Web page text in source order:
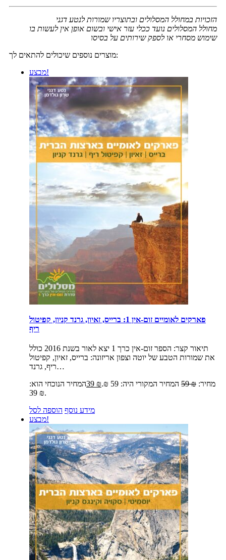
הזכויות במחולל המסלולים ובתוצריו שמורות לנטע דגני
מחולל המסלולים נועד ככלי עזר אישי ובשום אופן אין לעשות בו
שימוש מסחרי או לספק שירותים על בסיסו
מוצרים נוספים שיכולים להתאים לך:
מבצע!
פארקים לאומיים זום-אין 1: ברייס, זאיון, גרנד קניון, קפיטול
ריף
תיאור קצר:
הספר זום-אין כרך 1 יצא לאור בשנת 2016 כולל
את שמורות הטבע של יוטה וצפון אריזונה: ברייס, זאיון, קפיטול
ריף, גרנד…
מחיר:
59₪ המחיר המקורי היה: 59 ₪. 39 ₪
המחיר הנוכחי הוא:
39 ₪.
מידע נוסף הוספה לסל
מבצע!